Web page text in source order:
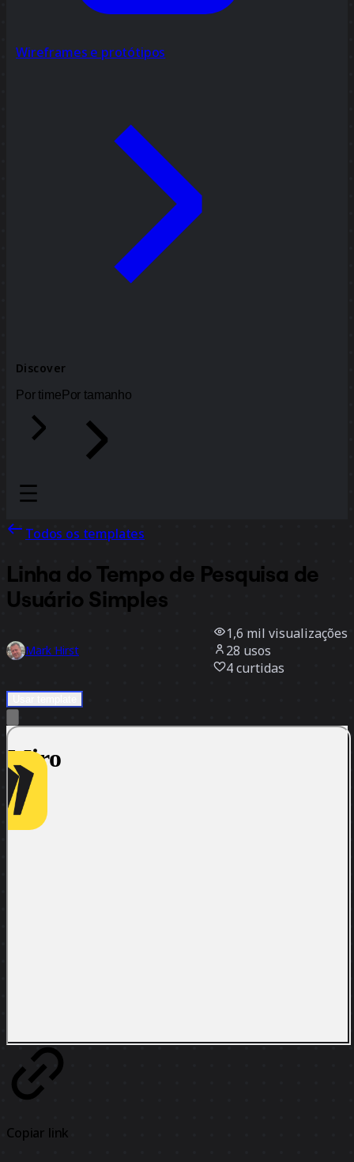
Wireframes e protótipos
Discover
Por time Por tamanho
Todos os templates
Linha do Tempo de Pesquisa de
Usuário Simples
Mark Hirst
1,6 mil visualizações
28 usos
4curtidas
Copiar link